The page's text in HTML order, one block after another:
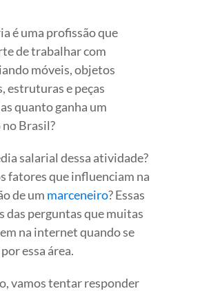
é uma profissão que
de trabalhar com
móveis, objetos
estruturas e peças
quanto ganha um
Brasil?
salarial dessa atividade?
fatores que influenciam na
de um marceneiro? Essas
das perguntas que muitas
na internet quando se
essa área.
vamos tentar responder